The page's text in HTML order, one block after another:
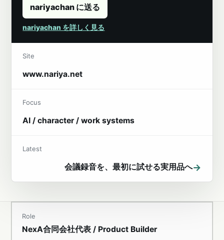
nariyachan に送る
nariyachan を詳しく見る
Site
www.nariya.net
Focus
AI / character / work systems
Latest
会議録音を、最初に試せる実用品へ→
Role
NexA合同会社代表 / Product Builder